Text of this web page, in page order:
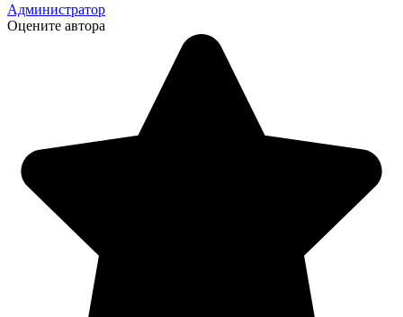
Администратор
Оцените автора